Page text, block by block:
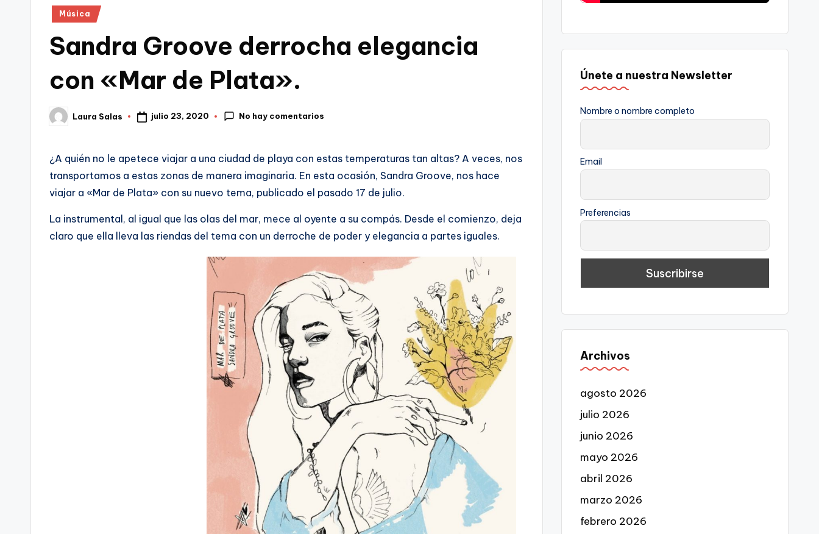
Publicado
Música
Sandra Groove derrocha elegancia
con «Mar de Plata».
Publicado
por
Laura Salas julio 23, 2020 No hay comentarios
¿A quién no le apetece viajar a una ciudad de playa con estas temperaturas tan altas? A veces, nos
transportamos a estas zonas de manera imaginaria. En esta ocasión, Sandra Groove, nos hace
viajar a «Mar de Plata» con su nuevo tema, publicado el pasado 17 de julio.
La instrumental, al igual que las olas del mar, mece al oyente a su compás. Desde el comienzo, deja
claro que ella lleva las riendas del tema con un derroche de poder y elegancia a partes iguales.
Únete a nuestra Newsletter
Nombre o nombre completo
Email
Preferencias
Archivos
agosto 2026
julio 2026
junio 2026
mayo 2026
abril 2026
marzo 2026
febrero 2026